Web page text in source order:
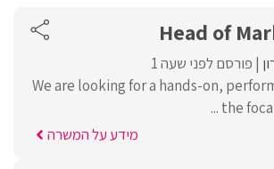
Head of
פורסם לפני שעה 1
We are looking for a hands-on,
the
מידע על המשרה